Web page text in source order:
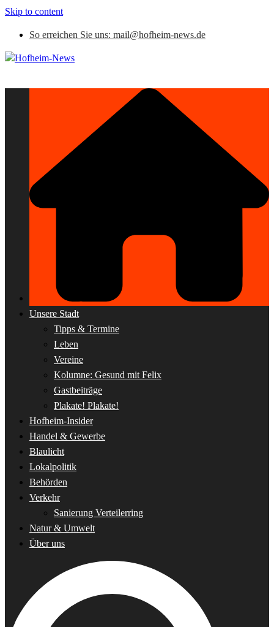
Skip to content
So erreichen Sie uns: mail@hofheim-news.de
Unsere Stadt
Tipps & Termine
Leben
Vereine
Kolumne: Gesund mit Felix
Gastbeiträge
Plakate! Plakate!
Hofheim-Insider
Handel & Gewerbe
Blaulicht
Lokalpolitik
Behörden
Verkehr
Sanierung Verteilerring
Natur & Umwelt
Über uns